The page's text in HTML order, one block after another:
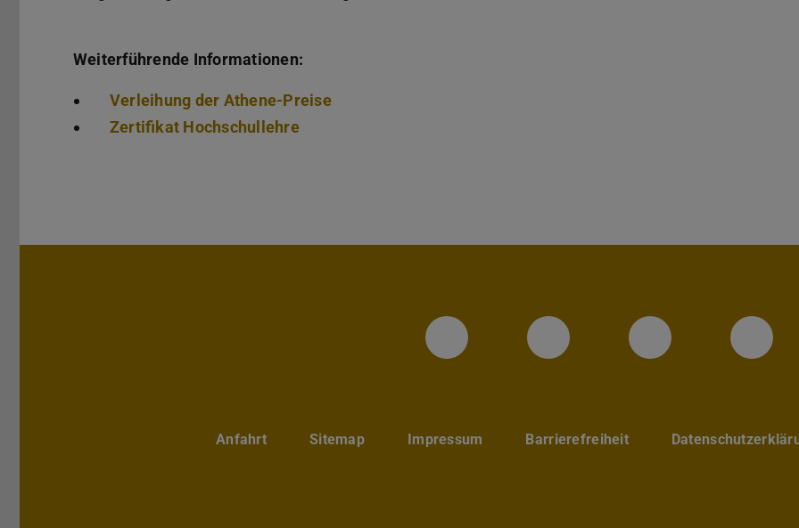
Weiterführende Informationen:
Verleihung der Athene-Preise
Zertifikat Hochschullehre
Instagram-Seite des
LinkedIn-Profil des
Facebook-
Anfahrt Sitemap Impressum Barrierefreiheit